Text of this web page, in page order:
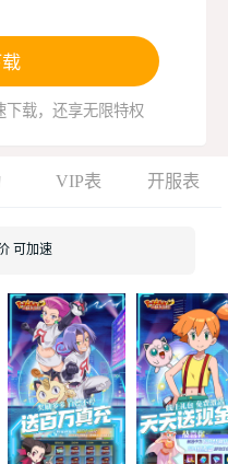
下载，还享无限特权
VIP表 开服表
可加速